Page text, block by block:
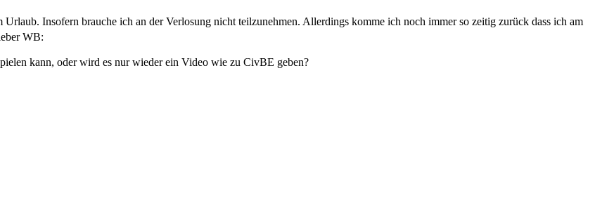
Insofern brauche ich an der Verlosung nicht teilzunehmen. Allerdings komme ich noch immer so zeitig zurück dass ich am
WB:
kann, oder wird es nur wieder ein Video wie zu CivBE geben?